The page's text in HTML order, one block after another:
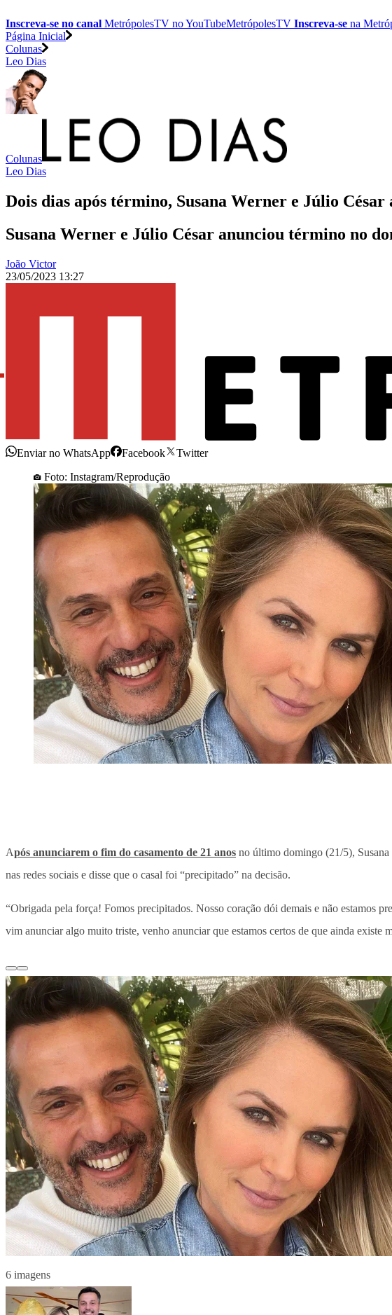
Inscreva-se no canal MetrópolesTV noYouTubeMetrópolesTV Inscreva-se na
Página Inicial
Colunas
Leo Dias
Colunas
Leo Dias
Dois dias após término, Susana Werner e Júlio
Susana Werner e Júlio César anunciou término no
João Victor
23/05/2023 13:27
Enviar no WhatsApp Facebook
Twitter
Foto: Instagram/Reprodução
Após anunciarem o fim do casamento de 21 anos no último domingo (21/5),
nas redes sociais e disse que o casal foi “precipitado” na decisão.
“Obrigada pela força! Fomos precipitados. Nosso coração dói demais e não estamos
vim anunciar algo muito triste, venho anunciar que estamos certos de que ainda existe
6 imagens